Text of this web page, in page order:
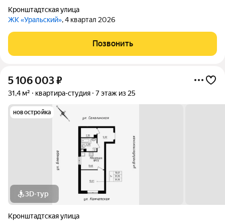
Кронштадтская улица
ЖК «Уральский», 4 квартал 2026
Позвонить
5 106 003₽
31,4 м² квартира-студия 7 этаж из 25
новостройка
3D-тур
Кронштадтская улица